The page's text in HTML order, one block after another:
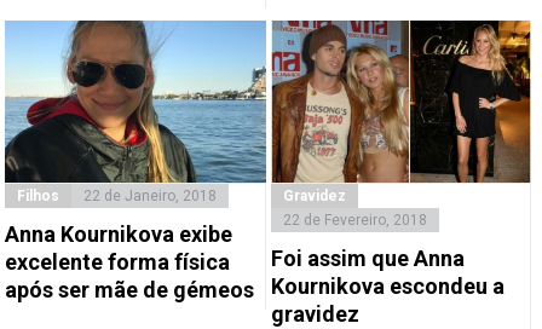
Filhos 22 de Janeiro, 2018
Anna Kournikova exibe
excelente forma física
após ser mãe de gémeos
Gravidez
22 de Fevereiro, 2018
Foi assim que Anna
Kournikova escondeu a
gravidez